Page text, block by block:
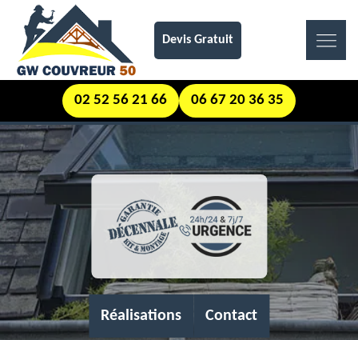
Devis Gratuit
02 52 56 21 66 06 67 20 36 35
Réalisations Contact